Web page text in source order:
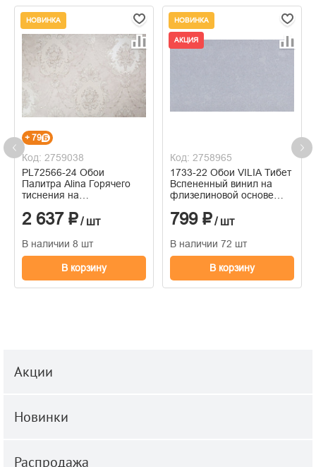
НОВИНКА
+ 79
Код: 2759038
PL72566-24 Обои
Палитра Alina Горячего
тиснения на
1.06м x 10.05
2 637 ₽/ шт
В наличии 8 шт
В корзину
НОВИНКА
АКЦИЯ
Код: 2758965
1733-22 Обои VILIA Тибет
Вспененный винил на
флизелиновой основе
799 ₽/ шт
В наличии 72 шт
В корзину
Акции
Новинки
Распродажа